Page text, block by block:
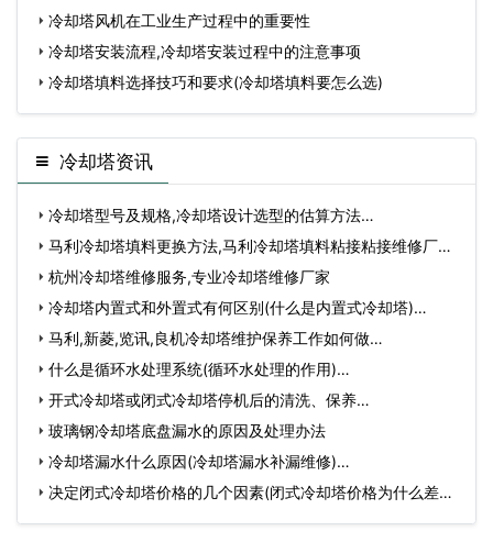
冷却塔风机在工业生产过程中的重要性
冷却塔安装流程,冷却塔安装过程中的注意事项
冷却塔填料选择技巧和要求(冷却塔填料要怎么选)
冷却塔资讯
冷却塔型号及规格,冷却塔设计选型的估算方法…
马利冷却塔填料更换方法,马利冷却塔填料粘接粘接维修厂
家…杭州冷却塔维修服务,专业冷却塔维修厂家
冷却塔内置式和外置式有何区别(什么是内置式冷却塔)…
马利,新菱,览讯,良机冷却塔维护保养工作如何做…
什么是循环水处理系统(循环水处理的作用)…
开式冷却塔或闭式冷却塔停机后的清洗、保养…
玻璃钢冷却塔底盘漏水的原因及处理办法
冷却塔漏水什么原因(冷却塔漏水补漏维修)…
决定闭式冷却塔价格的几个因素(闭式冷却塔价格为什么差那
么…